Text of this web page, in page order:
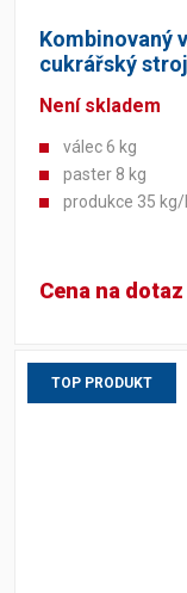
Kombinovaný
cukrářský stroj
Není skladem
válec 6 kg
paster 8 kg
produkce 35 kg/
Cena na dotaz
TOP PRODUKT